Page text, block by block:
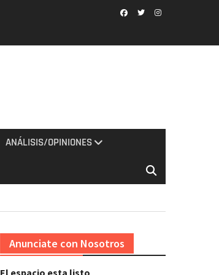
ANÁLISIS/OPINIONES
Anunciate con Nosotros
El espacio esta listo